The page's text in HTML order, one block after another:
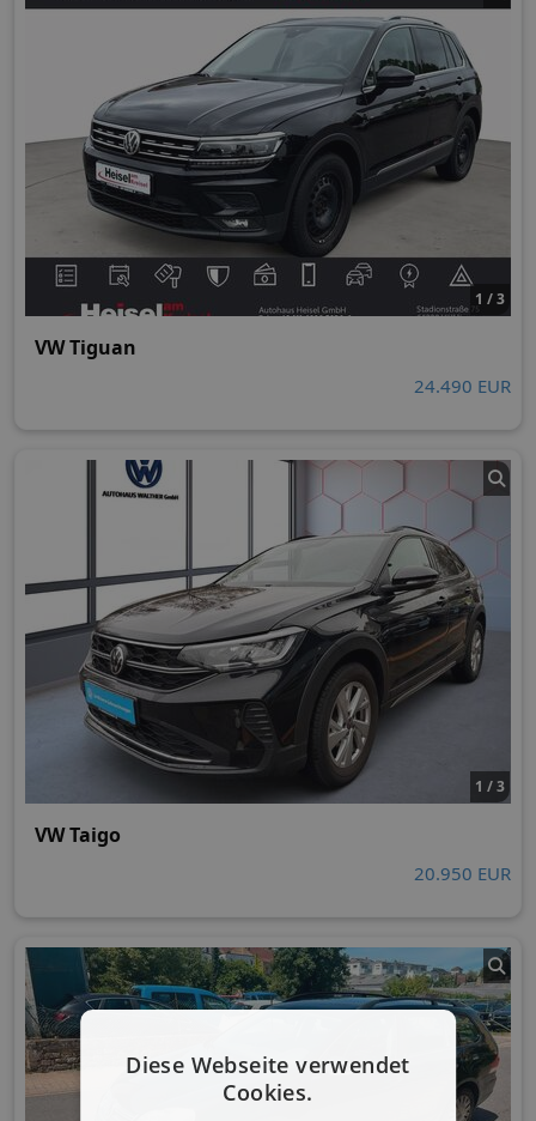
1 / 3
VW Tiguan
24.490 EUR
1 / 3
VW Taigo
20.950 EUR
Diese Webseite verwendet
Cookies.